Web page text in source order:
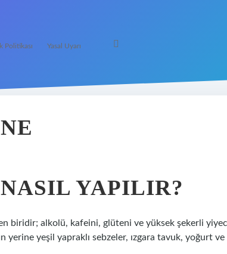
Politikası Yasal Uyarı
YAPILIR?
biridir; alkolü, kafeini, glüteni ve yüksek şekerli
yerine yeşil yapraklı sebzeler, ızgara tavuk, yoğurt